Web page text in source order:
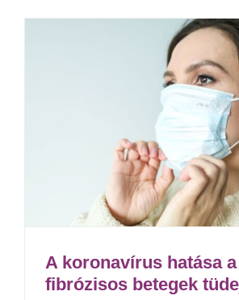
A koronavírus hatása
fibrózisos betegek